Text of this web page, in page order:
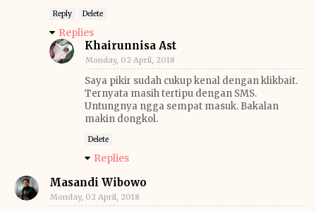
Reply Delete
Replies
Khairunnisa Ast
Monday, 02 April, 2018
Saya pikir sudah cukup kenal dengan klikbait.
Ternyata masih tertipu dengan SMS.
Untungnya ngga sempat masuk. Bakalan
makin dongkol.
Delete
Replies
Masandi Wibowo
Monday, 02 April, 2018